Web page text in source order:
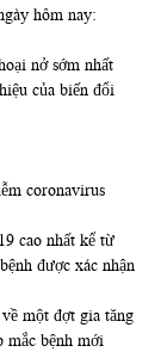
hôm nay:
nở sớm nhất
của biến đổi
coronavirus
cao nhất kể từ
được xác nhận
một đợt gia tăng
mắc bệnh mới